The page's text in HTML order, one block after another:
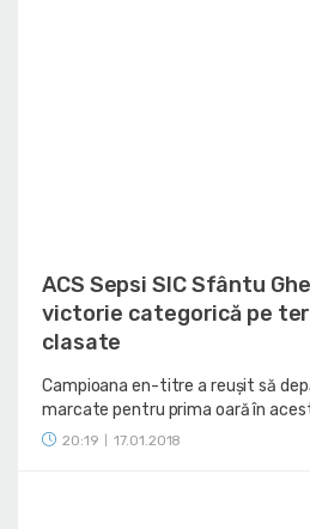
ACS Sepsi SIC Sfântu
victorie categorică pe
clasate
Campioana en-titre a reușit să
marcate pentru prima oară în
20:19 17.01.2018